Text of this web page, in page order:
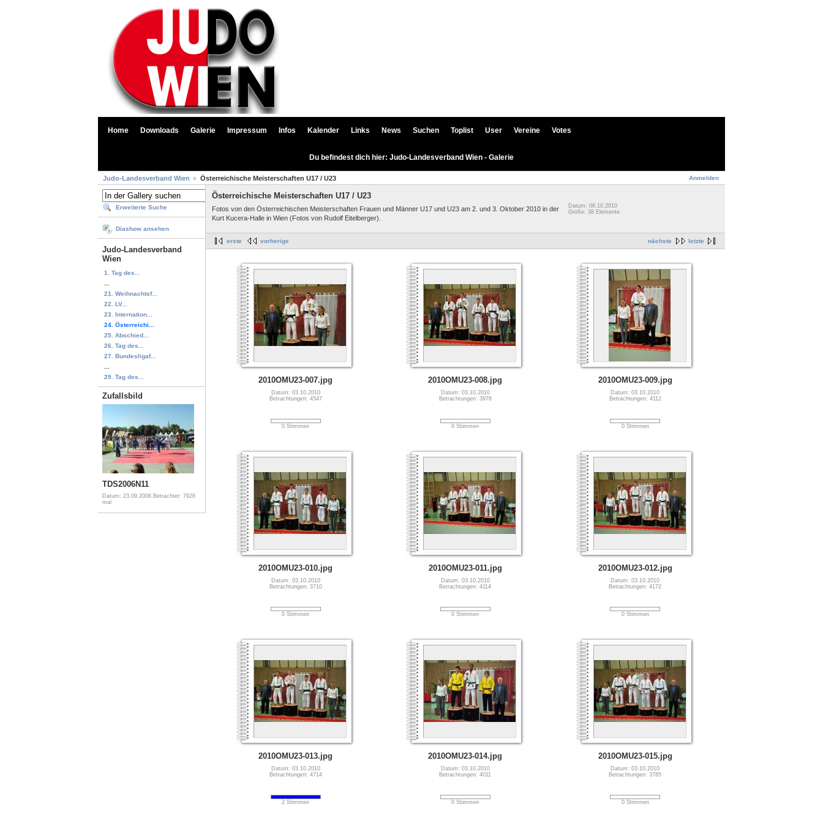
Home Downloads Galerie Impressum Infos Kalender Links News Suchen Toplist User Vereine Votes
Du befindest dich hier: Judo-Landesverband Wien - Galerie
Anmelden
Judo-Landesverband Wien Österreichische Meisterschaften U17 / U23
Erweiterte Suche
Diashow ansehen
Judo-Landesverband
Wien
1. Tag des...
21. Weihnachtsf...
22. LV...
23. Internation...
24. Österreichi...
25. Abschied...
26. Tag des...
27. Bundesligaf...
29. Tag des...
Zufallsbild
TDS2006N11
Datum: 23.09.2006 Betrachtet: 7928
mal
Österreichische Meisterschaften U17 / U23
Fotos von den Österreichischen Meisterschaften Frauen und Männer U17 und U23 am 2. und 3. Oktober 2010 in der
Kurt Kucera-Halle in Wien (Fotos von Rudolf Eitelberger).
Datum: 06.10.2010
Größe: 38 Elemente
nächste letzte
erste vorherige
2010OMU23-007.jpg
Datum: 03.10.2010
Betrachtungen: 4547
0 Stimmen
2010OMU23-008.jpg
Datum: 03.10.2010
Betrachtungen: 3978
0 Stimmen
2010OMU23-009.jpg
Datum: 03.10.2010
Betrachtungen: 4112
0 Stimmen
2010OMU23-010.jpg
Datum: 03.10.2010
Betrachtungen: 3710
0 Stimmen
2010OMU23-011.jpg
Datum: 03.10.2010
Betrachtungen: 4114
0 Stimmen
2010OMU23-012.jpg
Datum: 03.10.2010
Betrachtungen: 4172
0 Stimmen
2010OMU23-013.jpg
Datum: 03.10.2010
Betrachtungen: 4714
2 Stimmen
2010OMU23-014.jpg
Datum: 03.10.2010
Betrachtungen: 4011
0 Stimmen
2010OMU23-015.jpg
Datum: 03.10.2010
Betrachtungen: 3785
0 Stimmen